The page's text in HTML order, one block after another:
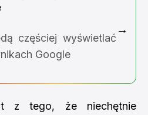
częściej wyświetlać
Google
→
z tego, że niechętnie